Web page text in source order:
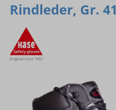
Rindleder, Gr. 41
Bildergalerie überspringen